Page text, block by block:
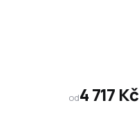
od4 717 Kč